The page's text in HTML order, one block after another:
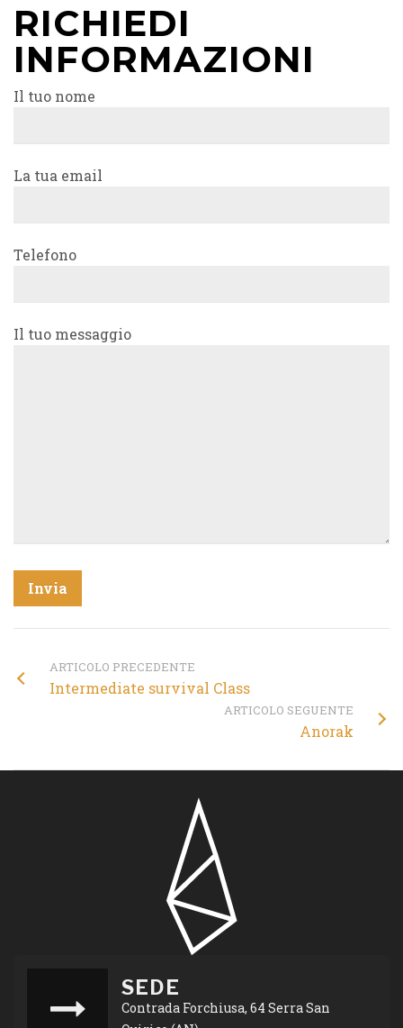
RICHIEDI
INFORMAZIONI
Il tuo nome
La tua email
Telefono
Il tuo messaggio
ARTICOLO PRECEDENTE
Intermediate survival Class
ARTICOLO SEGUENTE
Anorak
SEDE
Contrada Forchiusa, 64 Serra San